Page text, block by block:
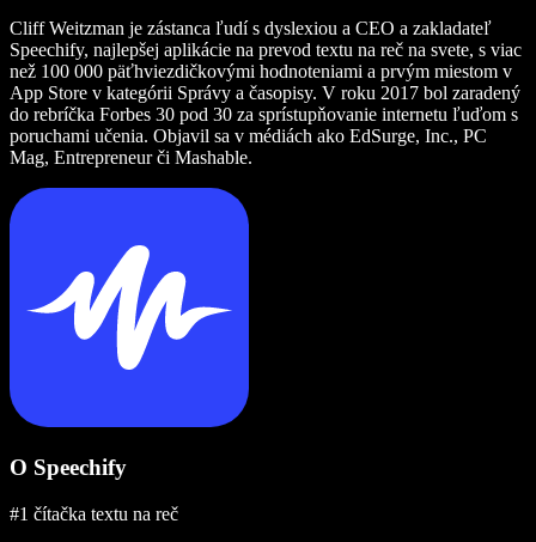
Cliff Weitzman je zástanca ľudí s dyslexiou a CEO a zakladateľ
Speechify, najlepšej aplikácie na prevod textu na reč na svete, s viac
než 100 000 päťhviezdičkovými hodnoteniami a prvým miestom v
App Store v kategórii Správy a časopisy. V roku 2017 bol zaradený
do rebríčka Forbes 30 pod 30 za sprístupňovanie internetu ľuďom s
poruchami učenia. Objavil sa v médiách ako EdSurge, Inc., PC
Mag, Entrepreneur či Mashable.
O Speechify
#1 čítačka textu na reč